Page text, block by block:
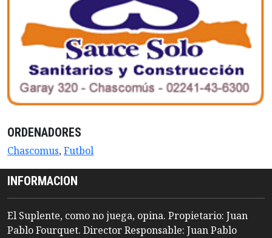
ORDENADORES
Chascomus,Futbol
INFORMACION
El Suplente, como no juega, opina. Propietario: Juan
Pablo Fourquet. Director Responsable: Juan Pablo